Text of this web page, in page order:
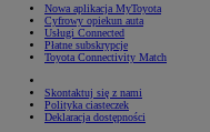
Nowa aplikacja MyToyota
Cyfrowy opiekun auta
Usługi Connected
Płatne subskrypcje
Toyota Connectivity Match
Skontaktuj się z nami
Polityka ciasteczek
Deklaracja dostępności